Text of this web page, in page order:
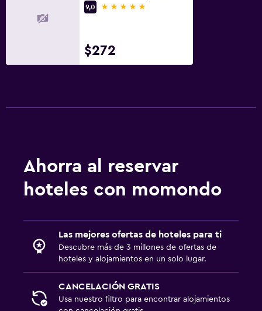
9,0
5 estrellas
$272
Ahorra al reservar
hoteles con momondo
Las mejores ofertas de hoteles para ti
Descubre más de 3 millones de ofertas de
hoteles y alojamientos en un solo lugar.
CANCELACIÓN GRATIS
Usa nuestro filtro para encontrar alojamientos